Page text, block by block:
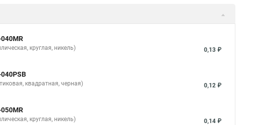
круглая, никель) 0,13 ₽
квадратная, черная) 0,12 ₽
круглая, никель) 0,14 ₽